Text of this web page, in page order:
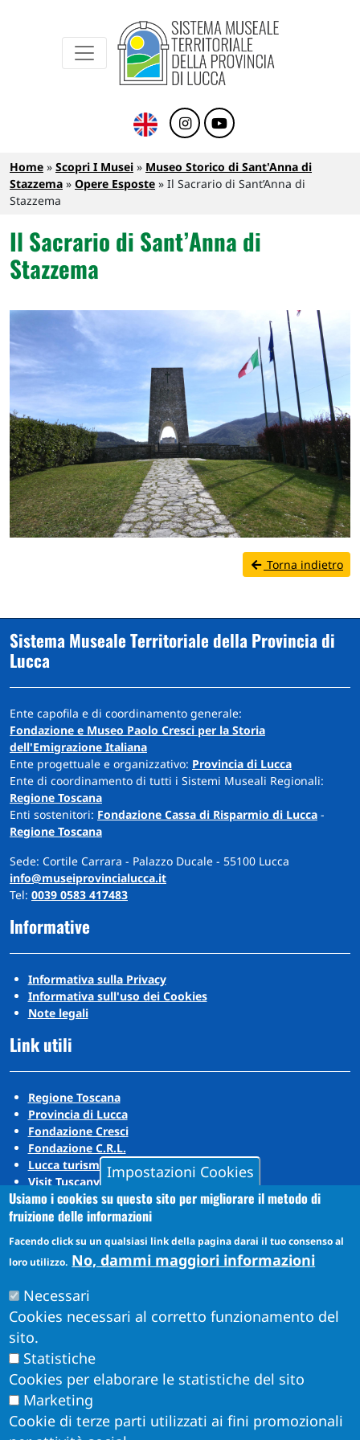
Sistema Museale Territoriale della
Briciole di pane
Home Scopri I Musei
Museo Storico di Sant'Anna di
Stazzema
Opere Esposte
Il Sacrario di Sant’Anna di
Stazzema
Il Sacrario di Sant’Anna di
Stazzema
Torna indietro
Sistema Museale Territoriale della Provincia di
Lucca
Ente capofila e di coordinamento generale:
Fondazione e Museo Paolo Cresci per la Storia
dell'Emigrazione Italiana
Ente progettuale e organizzativo: Provincia di Lucca
Ente di coordinamento di tutti i Sistemi Museali Regionali:
Regione Toscana
Enti sostenitori: Fondazione Cassa di Risparmio di Lucca -
Regione Toscana
Sede: Cortile Carrara - Palazzo Ducale - 55100 Lucca
info@museiprovincialucca.it
Tel: 0039 0583 417483
Informative
Informativa sulla Privacy
Informativa sull'uso dei Cookies
Note legali
Link utili
Regione Toscana
Provincia di Lucca
Fondazione Cresci
Fondazione C.R.L.
Lucca turismo
Visit Tuscany
Puccini Lands
Social media
YouTube
Impostazioni Cookies
Usiamo i cookies su questo sito per migliorare il metodo di
fruizione delle informazioni
Facendo click su un qualsiasi link della pagina darai il tuo consenso al
loro utilizzo. No, dammi maggiori informazioni
Necessari
Cookies necessari al corretto funzionamento del
sito.
Statistiche
Cookies per elaborare le statistiche del sito
Marketing
Cookie di terze parti utilizzati ai fini promozionali